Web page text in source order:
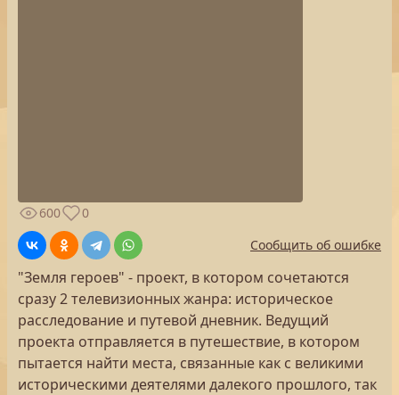
600
0
Сообщить об ошибке
"Земля героев" - проект, в котором сочетаются
сразу 2 телевизионных жанра: историческое
расследование и путевой дневник. Ведущий
проекта отправляется в путешествие, в котором
пытается найти места, связанные как с великими
историческими деятелями далекого прошлого, так